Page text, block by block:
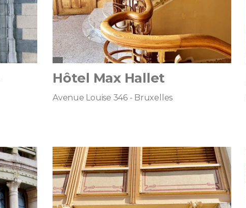
Hôtel Max Hallet
Avenue Louise 346 - Bruxelles